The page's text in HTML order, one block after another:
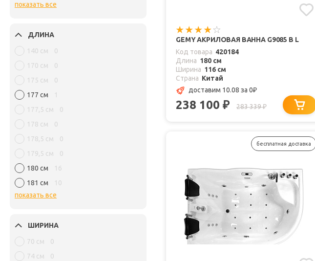
показать все
ДЛИНА
140 см
0
170 см
0
175 см
0
177 см
1
177,5 см
0
178 см
0
178,5 см
0
179,5 см
0
180 см
16
181 см
10
показать все
ШИРИНА
70 см
0
74 см
0
GEMY АКРИЛОВАЯ ВАННА G9085 B L
Код товара 420184
Длина 180 см
Ширина 116 см
Страна Китай
доставим 10.08 за 0₽
238 100 ₽ 283 339₽
бесплатная доставка